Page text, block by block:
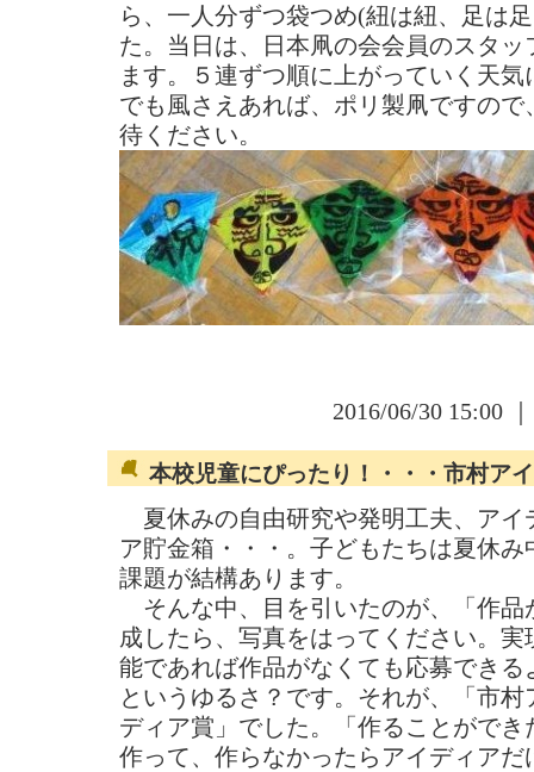
ら、一人分ずつ袋つめ(紐は紐、足は
た。当日は、日本凧の会会員のスタ
ます。５連ずつ順に上がっていく天
でも風さえあれば、ポリ製凧ですの
待ください。
2016/06/30 15:00
本校児童にぴったり！・・・市村ア
夏休みの自由研究や発明工夫、アイ
ア貯金箱・・・。子どもたちは夏休み
課題が結構あります。
そんな中、目を引いたのが、「作品
成したら、写真をはってください。実
能であれば作品がなくても応募できる
というゆるさ？です。それが、「市村
ディア賞」でした。「作ることができ
作って、作らなかったらアイディアだ